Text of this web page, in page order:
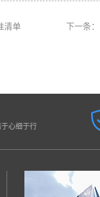
清单 下一条：
心细于行